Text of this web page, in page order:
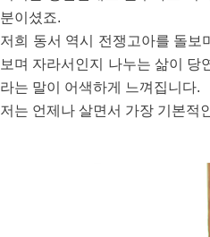
분이셨죠.
저희 동서 역시 전쟁고아를 돌보
보며 자라서인지 나누는 삶이 당
라는 말이 어색하게 느껴집니다.
저는 언제나 살면서 가장 기본적